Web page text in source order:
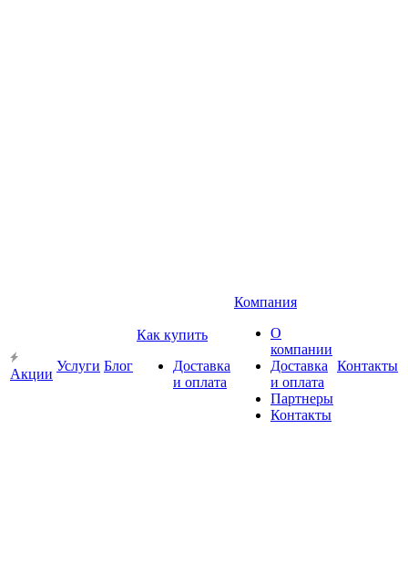
Акции
Услуги Блог
Как купить
Доставка
и оплата
Компания
О
компании
Доставка
и оплата
Партнеры
Контакты
Контакты